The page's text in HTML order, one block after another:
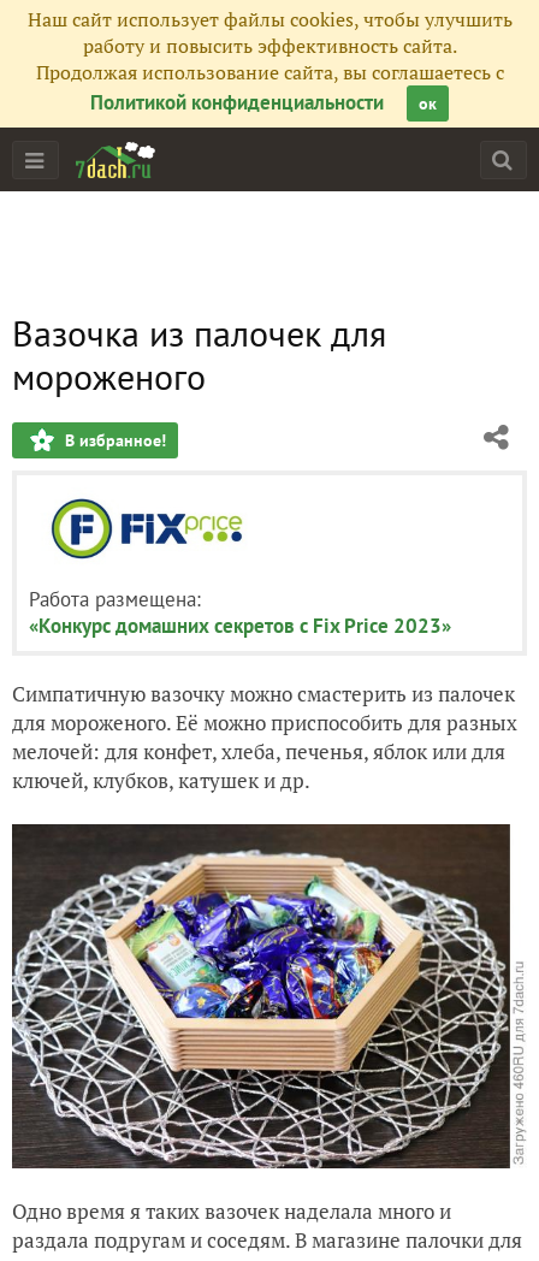
Наш сайт использует файлы cookies, чтобы улучшить
работу и повысить эффективность сайта.
Продолжая использование сайта, вы соглашаетесь с
Политикой конфиденциальности
ок
Вазочка из палочек для
мороженого
В избранное!
Работа размещена:
«Конкурс домашних секретов с Fix Price 2023»
Симпатичную вазочку можно смастерить из палочек
для мороженого. Её можно приспособить для разных
мелочей: для конфет, хлеба, печенья, яблок или для
ключей, клубков, катушек и др.
Одно время я таких вазочек наделала много и
раздала подругам и соседям. В магазине палочки для